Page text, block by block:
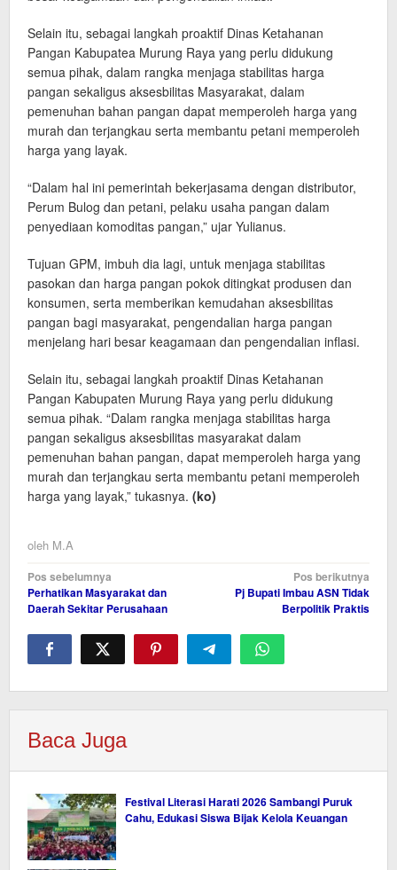
Selain itu, sebagai langkah proaktif Dinas Ketahanan
Pangan Kabupatea Murung Raya yang perlu didukung
semua pihak, dalam rangka menjaga stabilitas harga
pangan sekaligus aksesbilitas Masyarakat, dalam
pemenuhan bahan pangan dapat memperoleh harga yang
murah dan terjangkau serta membantu petani memperoleh
harga yang layak.
“Dalam hal ini pemerintah bekerjasama dengan distributor,
Perum Bulog dan petani, pelaku usaha pangan dalam
penyediaan komoditas pangan,” ujar Yulianus.
Tujuan GPM, imbuh dia lagi, untuk menjaga stabilitas
pasokan dan harga pangan pokok ditingkat produsen dan
konsumen, serta memberikan kemudahan aksesbilitas
pangan bagi masyarakat, pengendalian harga pangan
menjelang hari besar keagamaan dan pengendalian inflasi.
Selain itu, sebagai langkah proaktif Dinas Ketahanan
Pangan Kabupaten Murung Raya yang perlu didukung
semua pihak. “Dalam rangka menjaga stabilitas harga
pangan sekaligus aksesbilitas masyarakat dalam
pemenuhan bahan pangan, dapat memperoleh harga yang
murah dan terjangkau serta membantu petani memperoleh
harga yang layak,” tukasnya. (ko)
oleh M.A
Navigasi
pos
Pos sebelumnya
Perhatikan Masyarakat dan
Daerah Sekitar Perusahaan
Pos berikutnya
Pj Bupati Imbau ASN Tidak
Berpolitik Praktis
Baca Juga
Festival Literasi Harati 2026 Sambangi Puruk
Cahu, Edukasi Siswa Bijak Kelola Keuangan